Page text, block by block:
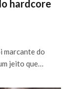
hardcore
marcante do
jeito que…